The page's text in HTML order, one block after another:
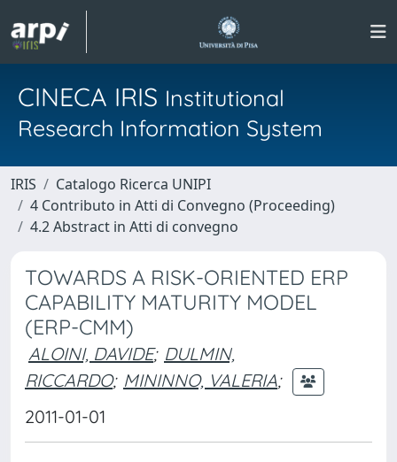
CINECA IRIS Institutional
Research Information System
IRIS
Catalogo Ricerca UNIPI
4 Contributo in Atti di Convegno (Proceeding)
4.2 Abstract in Atti di convegno
TOWARDS A RISK-ORIENTED ERP
CAPABILITY MATURITY MODEL
(ERP-CMM)
ALOINI, DAVIDE; DULMIN,
RICCARDO; MININNO, VALERIA;
2011-01-01